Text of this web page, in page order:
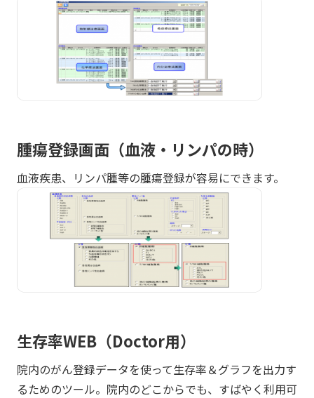
腫瘍登録画面（血液・リンパの時）
血液疾患、リンパ腫等の腫瘍登録が容易にできます。
生存率WEB（Doctor用）
院内のがん登録データを使って生存率＆グラフを出力す
るためのツール。院内のどこからでも、すばやく利用可